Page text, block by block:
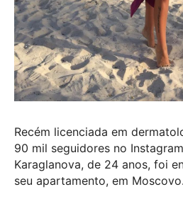
Recém licenciada em
90 mil seguidores no
Karaglanova, de 24 anos, foi
seu apartamento, em Moscovo.